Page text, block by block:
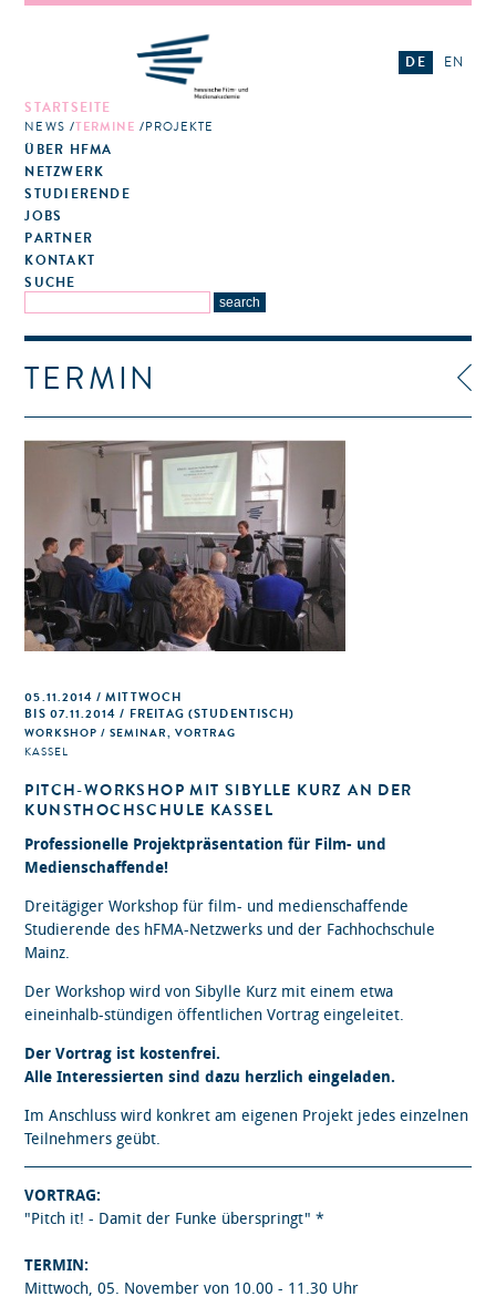
STARTSEITE
NEWS TERMINE PROJEKTE
ÜBER HFMA
NETZWERK
STUDIERENDE
JOBS
PARTNER
KONTAKT
SUCHE
DE EN
TERMIN
05.11.2014 / MITTWOCH
BIS 07.11.2014 / FREITAG (STUDENTISCH)
WORKSHOP / SEMINAR, VORTRAG
KASSEL
PITCH-WORKSHOP MIT SIBYLLE KURZ AN DER
KUNSTHOCHSCHULE KASSEL
Professionelle Projektpräsentation für Film- und
Medienschaffende!
Dreitägiger Workshop für film- und medienschaffende
Studierende des hFMA-Netzwerks und der Fachhochschule
Mainz.
Der Workshop wird von Sibylle Kurz mit einem etwa
eineinhalb-stündigen öffentlichen Vortrag eingeleitet.
Der Vortrag ist kostenfrei.
Alle Interessierten sind dazu herzlich eingeladen.
Im Anschluss wird konkret am eigenen Projekt jedes einzelnen
Teilnehmers geübt.
VORTRAG:
"Pitch it! - Damit der Funke überspringt" *
TERMIN:
Mittwoch, 05. November von 10.00 - 11.30 Uhr